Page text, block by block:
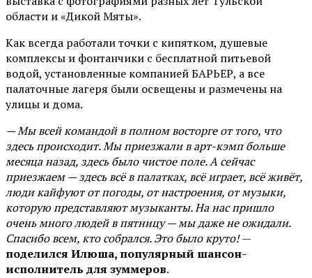
области и «Дикой Мяты».
Как всегда работали точки с кипятком, душевые
комплексы и фонтанчики с бесплатной питьевой
водой, установленные компанией БАРЬЕР, а все
палаточные лагеря были освещены и размечены на
улицы и дома.
— Мы всей командой в полном восторге от того, что
здесь происходит. Мы приезжали в арт-кэмп больше
месяца назад, здесь было чистое поле. А сейчас
приезжаем — здесь всё в палатках, всё играет, всё живёт,
люди кайфуют от погоды, от настроения, от музыки,
которую представляют музыканты. На нас пришло
очень много людей в пятницу — мы даже не ожидали.
Спасибо всем, кто собрался. Это было круто!—
поделился Илюша, популярный шансон-
исполнитель для зуммеров.